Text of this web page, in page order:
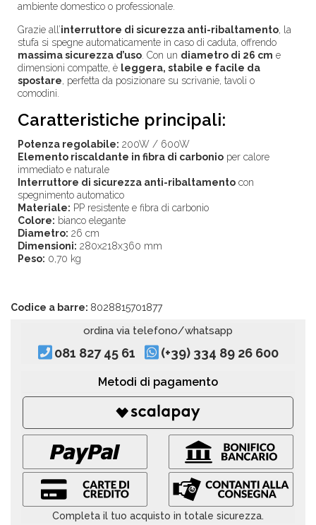
ambiente domestico o professionale.
Grazie all’interruttore di sicurezza anti-ribaltamento, la
stufa si spegne automaticamente in caso di caduta, offrendo
massima sicurezza d’uso . Con un diametro di 26 cm e
dimensioni compatte, è leggera, stabile e facile da
spostare, perfetta da posizionare su scrivanie, tavoli o
comodini.
Caratteristiche principali:
Potenza regolabile: 200W / 600W
Elemento riscaldante in fibra di carbonio per calore
immediato e naturale
Interruttore di sicurezza anti-ribaltamento con
spegnimento automatico
Materiale: PP resistente e fibra di carbonio
Colore: bianco elegante
Diametro: 26 cm
Dimensioni: 280x218x360 mm
Peso: 0,70 kg
Codice a barre: 8028815701877
ordina via telefono/whatsapp
081 827 45 61 (+39) 334 89 26 600
Metodi di pagamento
Completa il tuo acquisto in totale sicurezza.